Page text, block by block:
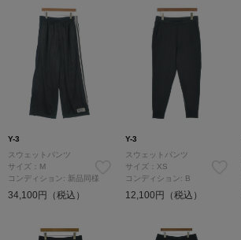
Y-3
スウェットパンツ
サイズ：M
コンディション: 新品同様
34,100円（税込）
Y-3
スウェットパンツ
サイズ：XS
コンディション: B
12,100円（税込）